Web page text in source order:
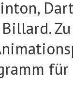
für